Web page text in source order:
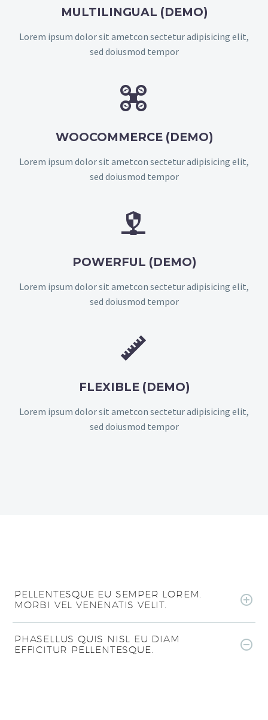
MULTILINGUAL (DEMO)
Lorem ipsum dolor sit ametcon sectetur adipisicing elit,
sed doiusmod tempor


WOOCOMMERCE (DEMO)
Lorem ipsum dolor sit ametcon sectetur adipisicing elit,
sed doiusmod tempor


POWERFUL (DEMO)
Lorem ipsum dolor sit ametcon sectetur adipisicing elit,
sed doiusmod tempor


FLEXIBLE (DEMO)
Lorem ipsum dolor sit ametcon sectetur adipisicing elit,
sed doiusmod tempor
PELLENTESQUE EU SEMPER LOREM.
MORBI VEL VENENATIS VELIT.
PHASELLUS QUIS NISL EU DIAM
EFFICITUR PELLENTESQUE.